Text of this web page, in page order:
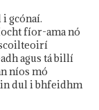
i gcónaí.
fíor-ama nó
agus tá billí
níos mó
dul i bhfeidhm